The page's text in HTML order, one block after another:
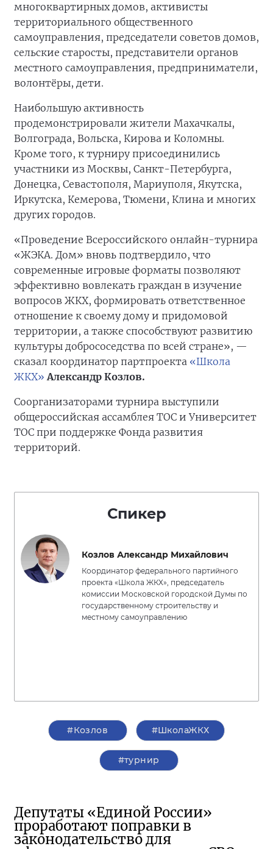
многоквартирных домов, активисты
территориального общественного
самоуправления, председатели советов домов,
сельские старосты, представители органов
местного самоуправления, предприниматели,
волонтёры, дети.
Наибольшую активность
продемонстрировали жители Махачкалы,
Волгограда, Вольска, Кирова и Коломны.
Кроме того, к турниру присоединились
участники из Москвы, Санкт-Петербурга,
Донецка, Севастополя, Мариуполя, Якутска,
Иркутска, Кемерова, Тюмени, Клина и многих
других городов.
«Проведение Всероссийского онлайн-турнира
«ЖЭКА. Дом» вновь подтвердило, что
современные игровые форматы позволяют
эффективно вовлекать граждан в изучение
вопросов ЖКХ, формировать ответственное
отношение к своему дому и придомовой
территории, а также способствуют развитию
культуры добрососедства по всей стране», —
сказал координатор партпроекта «Школа
ЖКХ» Александр Козлов.
Соорганизаторами турнира выступили
общероссийская ассамблея ТОС и Университет
ТОС при поддержке Фонда развития
территорий.
Спикер
Козлов Александр Михайлович
Координатор федерального партийного
проекта «Школа ЖКХ», председатель
комиссии Московской городской Думы по
государственному строительству и
местному самоуправлению
#Козлов #ШколаЖКХ
#турнир
Депутаты «Единой России»
проработают поправки в
законодательство для